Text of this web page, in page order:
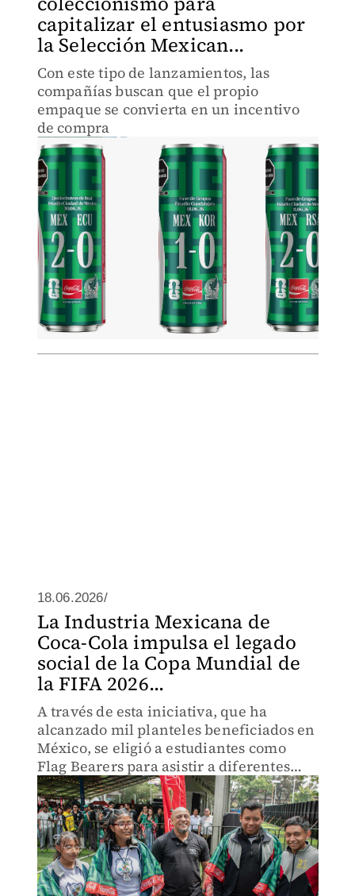
capitalizar el entusiasmo por
la Selección Mexican...
Con este tipo de lanzamientos, las
compañías buscan que el propio
empaque se convierta en un incentivo
de compra
18.06.2026/
La Industria Mexicana de
Coca-Cola impulsa el legado
social de la Copa Mundial de
la FIFA 2026...
A través de esta iniciativa, que ha
alcanzado mil planteles beneficiados en
México, se eligió a estudiantes como
Flag Bearers para asistir a diferentes
partidos de la Selección